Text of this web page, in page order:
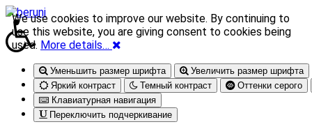
Уменьшить размер шрифта
Увеличить размер шрифта
Яркий контраст
Темный контраст
Оттенки серого
Клавиатурная навигация
Переключить подчеркивание
We use cookies to improve our website. By continuing to
use this website, you are giving consent to cookies being
used. More details…